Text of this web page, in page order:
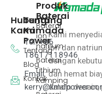
Kami
ion dan
dengan
dan hemat
dalam desain,
Produk
Baterai
Baterai
ion
natrium
Baterai
Lithium
Ramping
Tentang
Kamada
Power
Tentang
Blog
Kontak
Hubungi
Kami
Tel: +86
18617118946
Email: